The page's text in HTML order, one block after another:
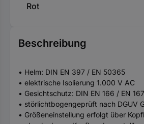
Rot
Beschreibung
• Helm: DIN EN 397 / EN 50365
• elektrische Isolierung 1.000 V AC
• Gesichtschutz: DIN EN 166 / EN
• störlichtbogengeprüft nach DGUV
• Größeneinstellung erfolgt über